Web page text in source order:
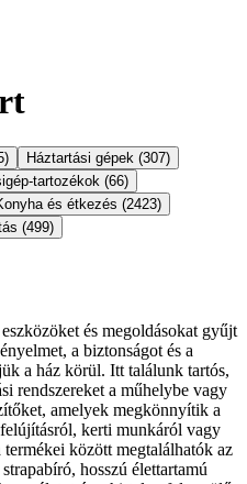
Háztartási gépek (307)
tartozékok (66)
és étkezés (2423)
(499)
és megoldásokat gyűjt
a biztonságot és a
a ház körül. Itt találunk tartós,
rendszereket a műhelybe vagy
amelyek megkönnyítik a
kerti munkáról vagy
között megtalálhatók az
hosszú élettartamú